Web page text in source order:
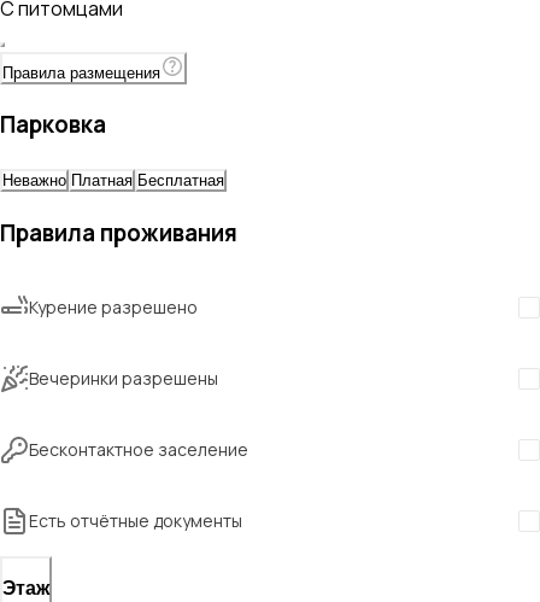
С питомцами
Правила размещения
Парковка
Неважно Платная Бесплатная
Правила проживания
Курение разрешено
Вечеринки разрешены
Бесконтактное заселение
Есть отчётные документы
Этаж